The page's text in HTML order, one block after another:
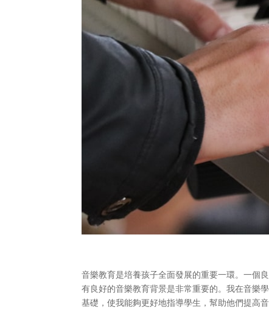
音樂教育是培養孩子全面發展的重要一環。一個
有良好的音樂教育背景是非常重要的。我在音樂
基礎，使我能夠更好地指導學生，幫助他們提高音